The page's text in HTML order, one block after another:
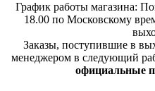
График работы магазина:
18.00 по Московскому
Заказы, поступившие в
менеджером в следующий
официальные